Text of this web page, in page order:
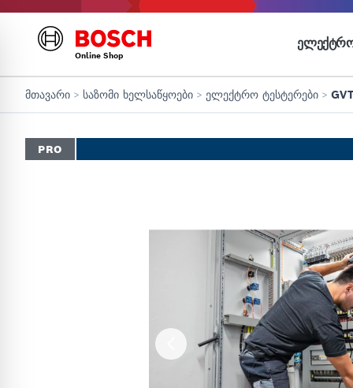
Online Shop
მთავარი > საზომი ხელსაწყოები > ელექტრო ტესტერები >
PRO